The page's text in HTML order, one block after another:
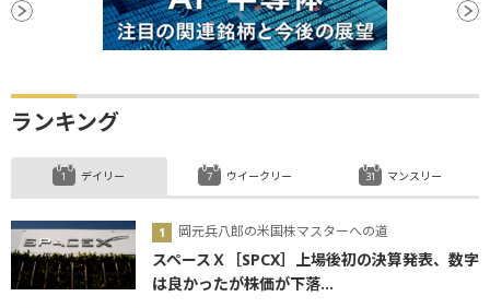
ランキング
デイリー
岡元兵八郎の米国株マスターへの道
スペースＸ［SPCX］上場後初の決算発表、数字
は良かったが株価が下落...
ウイークリー マンスリー